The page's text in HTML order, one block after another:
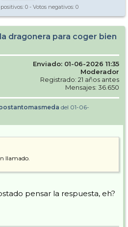
0 - Votos negativos: 0
dragonera para coger bien
Enviado: 01-06-2026 11:35
Moderador
Registrado: 21 años antes
Mensajes: 36.650
del 01-06-
llamado.
pensar la respuesta, eh?